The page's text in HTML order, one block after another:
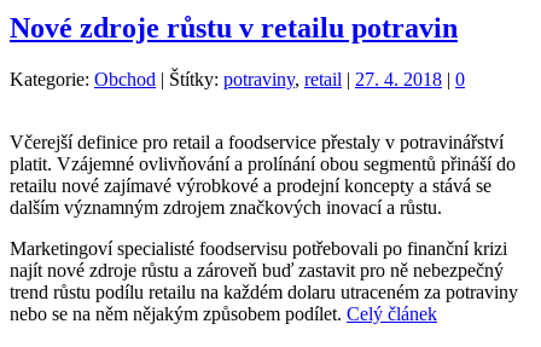
Nové zdroje růstu v retailu potravin
Kategorie: Obchod | Štítky: potraviny, retail | 27. 4. 2018 | 0
Včerejší definice pro retail a foodservice přestaly v potravinářství
platit. Vzájemné ovlivňování a prolínání obou segmentů přináší do
retailu nové zajímavé výrobkové a prodejní koncepty a stává se
dalším významným zdrojem značkových inovací a růstu.
Marketingoví specialisté foodservisu potřebovali po finanční krizi
najít nové zdroje růstu a zároveň buď zastavit pro ně nebezpečný
trend růstu podílu retailu na každém dolaru utraceném za potraviny
nebo se na něm nějakým způsobem podílet. Celý článek